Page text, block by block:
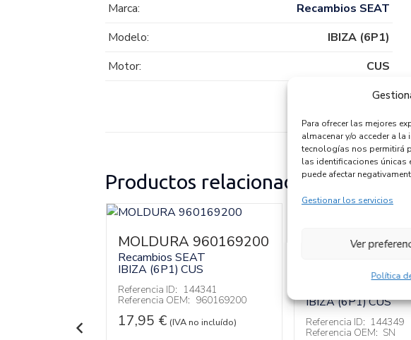
Para ofrecer las mejores
almacenar y/o acceder a
tecnologías nos permitirá
las identificaciones únicas
puede afectar
Gestionar los servicios
Ver
Política
Marca:
Recambios SEAT
Modelo:
IBIZA (6P1)
Motor:
CUS
Productos relacionados
IBIZA (6P1)
MOLDURA 960169200
Recambios SEAT
IBIZA (6P1) CUS
Referencia ID: 144341
Referencia OEM: 960169200
17,95 € (IVA no incluído)
DERECHA SN
IBIZA (6P1)CUS
Referencia ID: 144349
Referencia OEM: SN